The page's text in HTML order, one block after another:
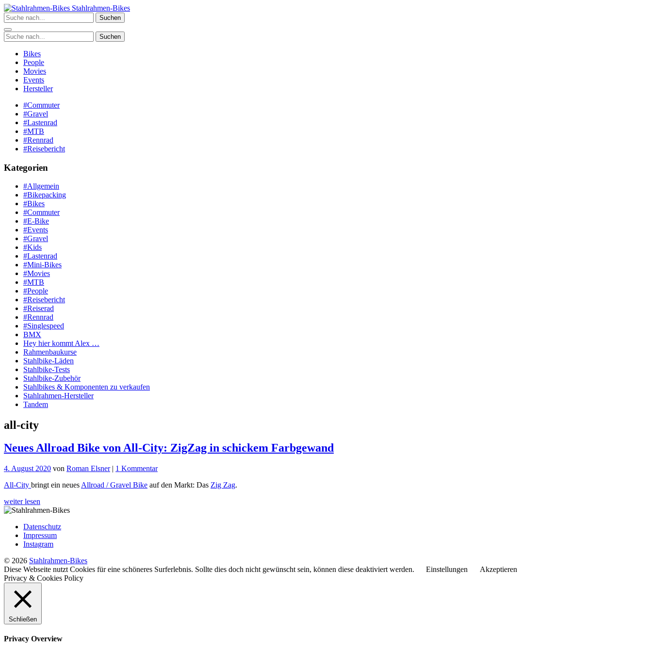
Zum
Inhalt
springen
Stahlrahmen-Bikes
Suchen
Suchen
Bikes
People
Movies
Events
Hersteller
#Commuter
#Gravel
#Lastenrad
#MTB
#Rennrad
#Reisebericht
Kategorien
#Allgemein
#Bikepacking
#Bikes
#Commuter
#E-Bike
#Events
#Gravel
#Kids
#Lastenrad
#Mini-Bikes
#Movies
#MTB
#People
#Reisebericht
#Reiserad
#Rennrad
#Singlespeed
BMX
Hey hier kommt Alex …
Rahmenbaukurse
Stahlbike-Läden
Stahlbike-Tests
Stahlbike-Zubehör
Stahlbikes & Komponenten zu verkaufen
Stahlrahmen-Hersteller
Tandem
all-city
Neues Allroad Bike von All-City: ZigZag in schickem Farbgewand
4. August 2020 von Roman Elsner| 1 Kommentarzu
Allroad
All-City bringt ein neues Allroad / Gravel Bike auf den Markt: Das Zig Zag.
weiter lesen
Datenschutz
Impressum
Instagram
© 2026 Stahlrahmen-Bikes
Diese Webseite nutzt Cookies für eine schöneres Surferlebnis. Sollte dies doch nicht gewünscht sein, können diese deaktiviert werden.
Einstellungen
Akzeptieren
Privacy & Cookies Policy
Schließen
Privacy Overview